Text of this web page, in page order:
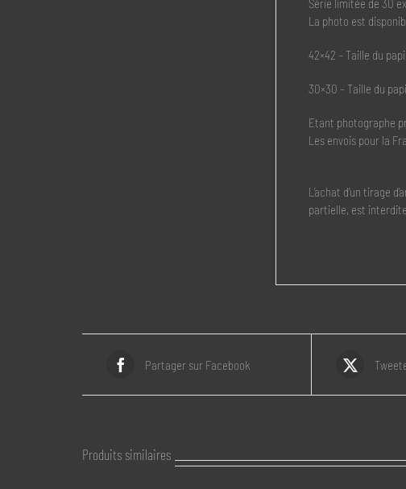
Série limitée de 30
La photo est
42×42 – Taille du
30×30 – Taille du
Etant photographe
Les envois pour la
L’achat d’un tirage
partielle, est interdite
Partager sur Facebook
Produits similaires